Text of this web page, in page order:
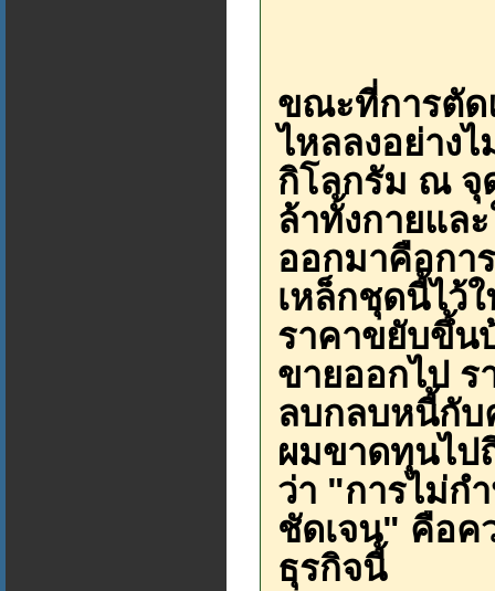
ขณะที่การตัด
ไหลลงอย่าง
กิโลกรัม ณ จุ
ล้าทั้งกายแล
ออกมาคือกา
เหล็กชุดนี้ไว้
ราคาขยับขึ้น
ขายออกไป ร
ลบกลบหนี้กับ
ผมขาดทุนไป
ว่า "การไม่ก
ชัดเจน" คือค
ธุรกิจนี้